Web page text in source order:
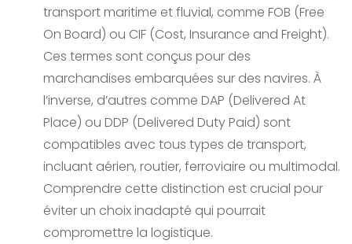
transport maritime et fluvial, comme FOB (Free
On Board) ou CIF (Cost, Insurance and Freight).
Ces termes sont conçus pour des
marchandises embarquées sur des navires. À
l’inverse, d’autres comme DAP (Delivered At
Place) ou DDP (Delivered Duty Paid) sont
compatibles avec tous types de transport,
incluant aérien, routier, ferroviaire ou multimodal.
Comprendre cette distinction est crucial pour
éviter un choix inadapté qui pourrait
compromettre la logistique.